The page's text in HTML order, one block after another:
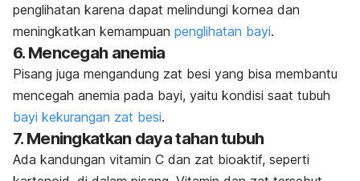
penglihatan karena dapat melindungi kornea dan
meningkatkan kemampuan penglihatan bayi.
6. Mencegah anemia
Pisang juga mengandung zat besi yang bisa membantu
mencegah anemia pada bayi, yaitu kondisi saat tubuh
bayi kekurangan zat besi.
7. Meningkatkan daya tahan tubuh
Ada kandungan vitamin C dan zat bioaktif, seperti